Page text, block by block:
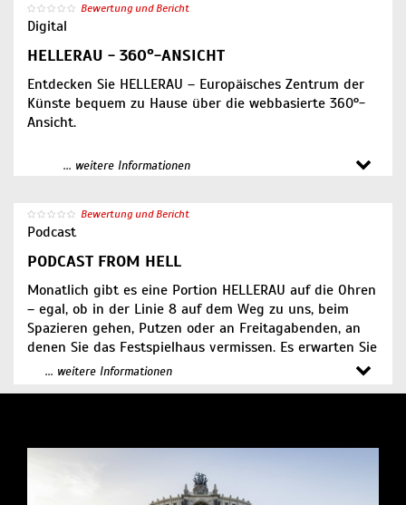
Bewertung und Bericht
Digital
HELLERAU - 360°-ANSICHT
Entdecken Sie HELLERAU – Europäisches Zentrum der
Künste bequem zu Hause über die webbasierte 360°-
Ansicht.
HELLERAU Außenansicht
HELLERAU Dalcroze-Saal
HELLERAU Nancy-Spero-Saal
... weitere Informationen
Bewertung und Bericht
Podcast
PODCAST FROM HELL
Monatlich gibt es eine Portion HELLERAU auf die Ohren
– egal, ob in der Linie 8 auf dem Weg zu uns, beim
Spazieren gehen, Putzen oder an Freitagabenden, an
denen Sie das Festspielhaus vermissen. Es erwarten Sie
spannende Interviews mit unseren Künstler:innen,
... weitere Informationen